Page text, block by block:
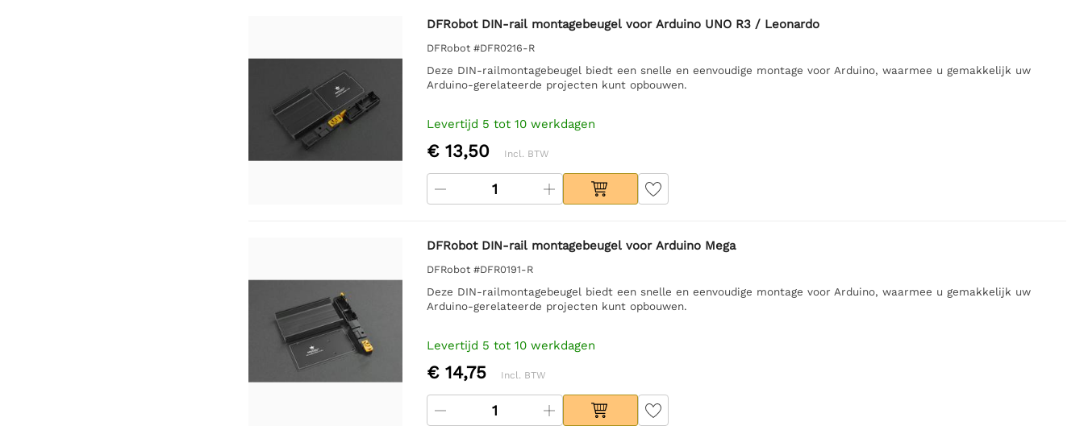
DFRobot DIN-rail montagebeugel voor Arduino UNO R3 / Leonardo
DFRobot #DFR0216-R
Deze DIN-railmontagebeugel biedt een snelle en eenvoudige montage voor Arduino, waarmee u gemakkelijk uw
Arduino-gerelateerde projecten kunt opbouwen.
Levertijd 5 tot 10 werkdagen
€ 13,50 Incl. BTW
DFRobot DIN-rail montagebeugel voor Arduino Mega
DFRobot #DFR0191-R
Deze DIN-railmontagebeugel biedt een snelle en eenvoudige montage voor Arduino, waarmee u gemakkelijk uw
Arduino-gerelateerde projecten kunt opbouwen.
Levertijd 5 tot 10 werkdagen
€ 14,75 Incl. BTW